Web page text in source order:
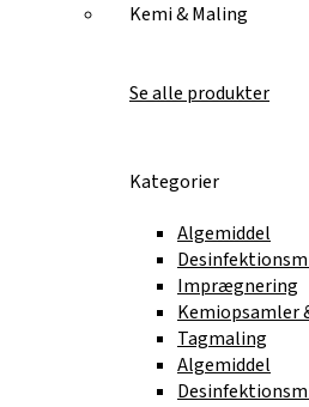
Kemi & Maling
Se alle produkter
Kategorier
Algemiddel
Imprægnering
Kemiopsamler
Tagmaling
Algemiddel